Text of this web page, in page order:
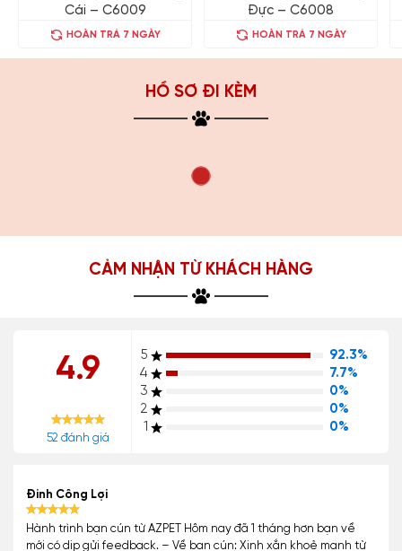
Cái – C6009
HOÀN TRẢ 7 NGÀY
Đực – C6008
HOÀN TRẢ 7 NGÀY
HỒ SƠ ĐI KÈM
CẢM NHẬN TỪ KHÁCH HÀNG
4.9
52 đánh giá
5
92.3%
4
7.7%
3
0%
2
0%
1
0%
Đinh Công Lợi
Hành trình bạn cún từ AZPET Hôm nay đã 1 tháng hơn bạn về
mới có dịp gửi feedback. – Về bạn cún: Xinh xắn khoẻ mạnh từ